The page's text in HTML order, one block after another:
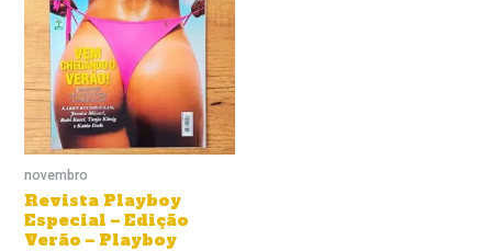
novembro
Revista Playboy
Especial – Edição
Verão – Playboy